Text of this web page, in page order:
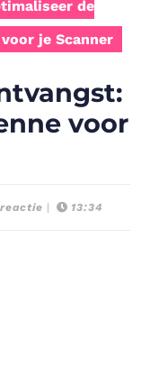
de
je Scanner
voor
13:34